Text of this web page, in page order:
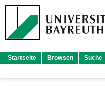
Startseite Browsen Suche